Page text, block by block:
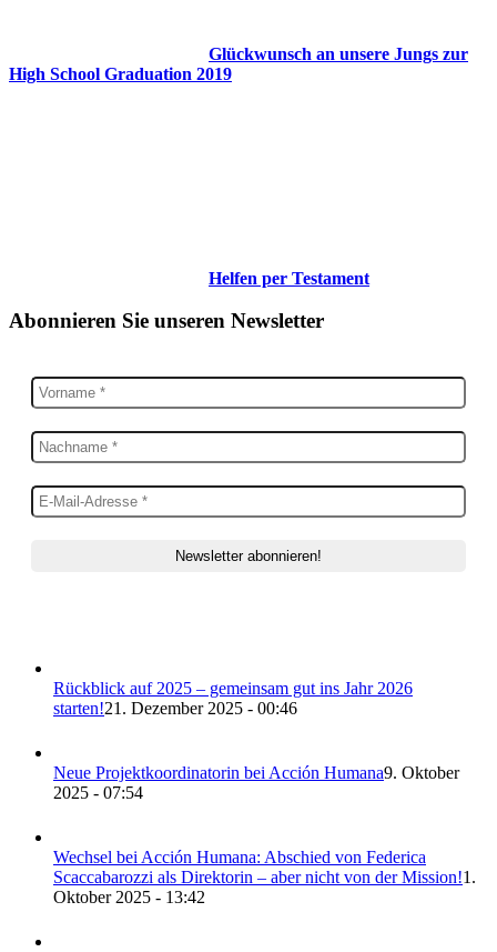
Glückwunsch an unsere Jungs zur
High School Graduation 2019
Helfen per Testament
Abonnieren Sie unseren Newsletter
Rückblick auf 2025 – gemeinsam gut ins Jahr 2026
starten!21. Dezember 2025 - 00:46
Neue Projektkoordinatorin bei Acción Humana9. Oktober
2025 - 07:54
Wechsel bei Acción Humana: Abschied von Federica
Scaccabarozzi als Direktorin – aber nicht von der Mission!1.
Oktober 2025 - 13:42